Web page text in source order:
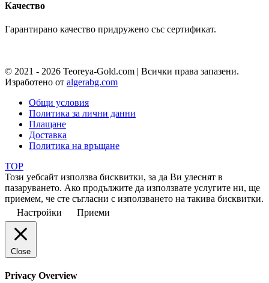
Качество
Гарантирано качество придружено със сертификат.
© 2021 - 2026 Teoreya-Gold.com | Всички права запазени.
Изработено от algerabg.com
Общи условия
Политика за лични данни
Плащане
Доставка
Политика на връщане
TOP
Този уебсайт използва бисквитки, за да Ви улеснят в
пазаруването. Ако продължите да използвате услугите ни, ще
приемем, че сте съгласни с използването на такива бисквитки.
Настройки
Приеми
Close
Privacy Overview